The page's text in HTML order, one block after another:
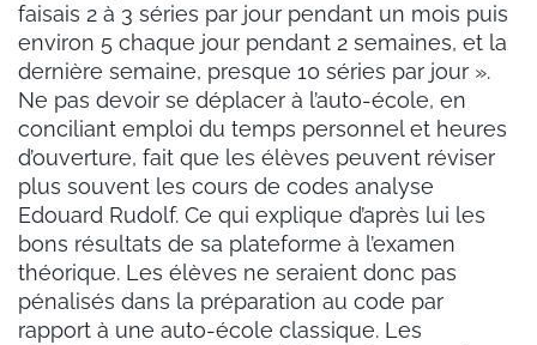
faisais 2 à 3 séries par jour pendant un mois puis
environ 5 chaque jour pendant 2 semaines, et la
dernière semaine, presque 10 séries par jour ».
Ne pas devoir se déplacer à l’auto-école, en
conciliant emploi du temps personnel et heures
d’ouverture, fait que les élèves peuvent réviser
plus souvent les cours de codes analyse
Edouard Rudolf. Ce qui explique d’après lui les
bons résultats de sa plateforme à l’examen
théorique. Les élèves ne seraient donc pas
pénalisés dans la préparation au code par
rapport à une auto-école classique. Les